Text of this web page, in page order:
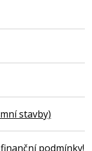
stavby)
podmínky!